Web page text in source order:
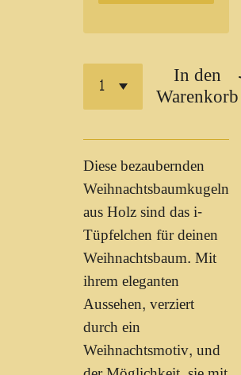
In den
Warenkorb
Diese bezaubernden
Weihnachtsbaumkugeln
aus Holz sind das i-
Tüpfelchen für deinen
Weihnachtsbaum. Mit
ihrem eleganten
Aussehen, verziert
durch ein
Weihnachtsmotiv, und